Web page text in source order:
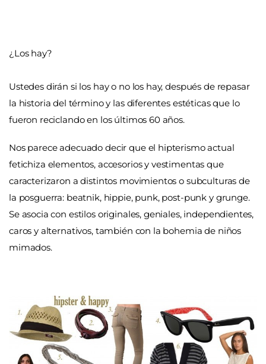
¿Los hay?
Ustedes dirán si los hay o no los hay, después de repasar
la historia del término y las diferentes estéticas que lo
fueron reciclando en los últimos 60 años.
Nos parece adecuado decir que el hipterismo actual
fetichiza elementos, accesorios y vestimentas que
caracterizaron a distintos movimientos o subculturas de
la posguerra: beatnik, hippie, punk, post-punk y grunge.
Se asocia con estilos originales, geniales, independientes,
caros y alternativos, también con la bohemia de niños
mimados.